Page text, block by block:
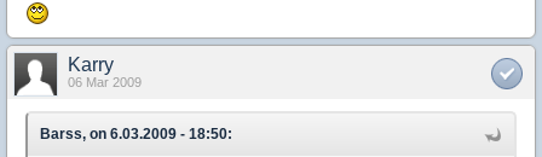
Karry
06 Mar 2009
Barss, on 6.03.2009 - 18:50: